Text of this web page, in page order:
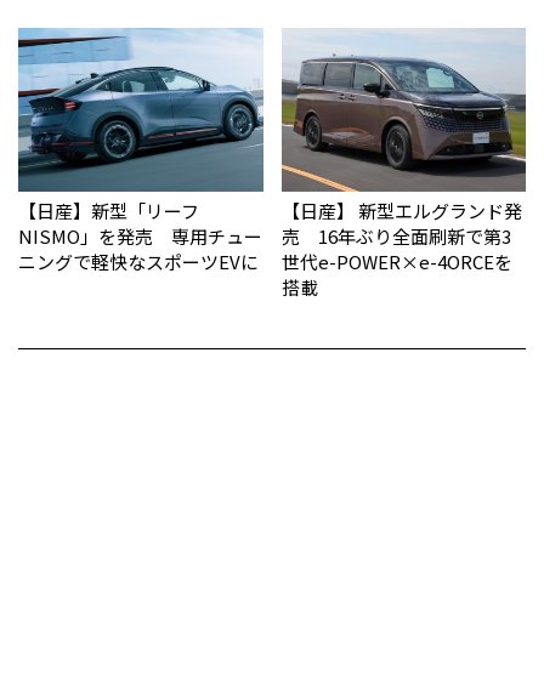
【日産】新型「リーフ
NISMO」を発売 専用チュー
ニングで軽快なスポーツEVに
【日産】 新型エルグランド発
売 16年ぶり全面刷新で第3
世代e-POWER×e-4ORCEを
搭載